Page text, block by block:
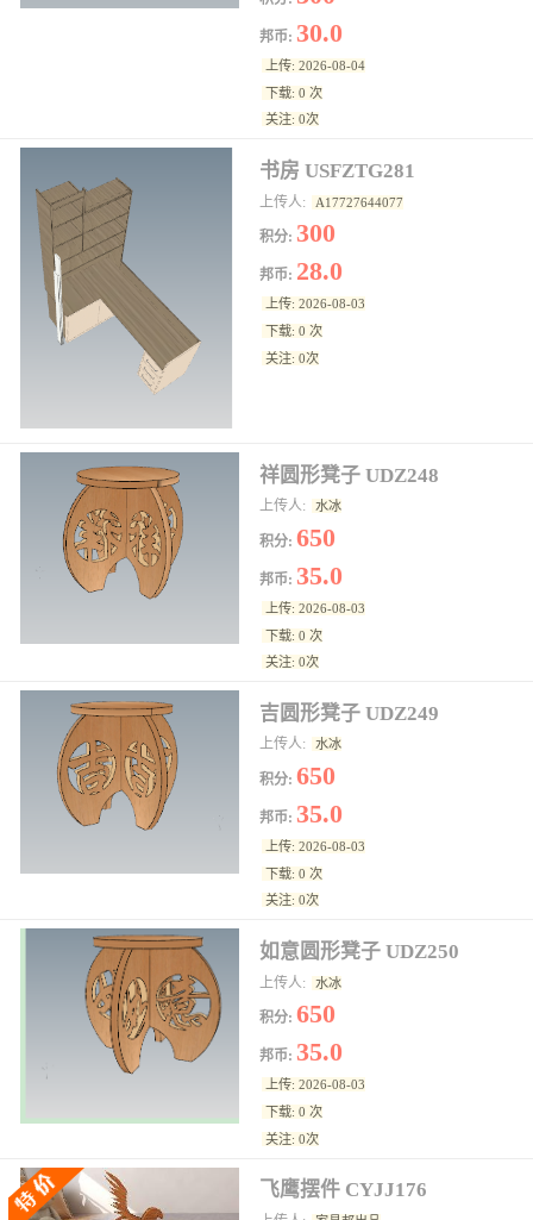
邦币: 30.0
上传: 2026-08-04
下载: 0 次
关注: 0次
书房 USFZTG281
上传人: A17727644077
积分: 300
邦币: 28.0
上传: 2026-08-03
下载: 0 次
关注: 0次
祥圆形凳子 UDZ248
上传人: 水冰
积分:650
邦币: 35.0
上传: 2026-08-03
下载: 0 次
关注: 0次
吉圆形凳子 UDZ249
上传人: 水冰
积分:650
邦币: 35.0
上传: 2026-08-03
下载: 0 次
关注: 0次
如意圆形凳子 UDZ250
上传人: 水冰
积分:650
邦币: 35.0
上传: 2026-08-03
下载: 0 次
关注: 0次
飞鹰摆件 CYJJ176